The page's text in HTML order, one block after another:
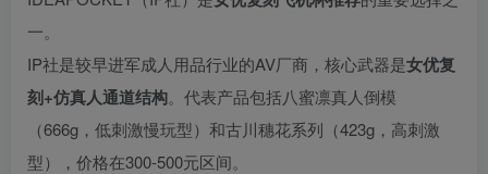
一。
IP社是较早进军成人用品行业的AV厂商，核心武器是女优复
刻+仿真人通道结构。代表产品包括八蜜凛真人倒模
（666g，低刺激慢玩型）和古川穗花系列（423g，高刺激
型），价格在300-500元区间。